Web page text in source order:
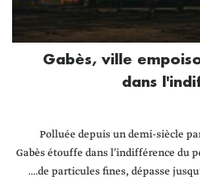
Gabès, ville
dans
Polluée depuis un demi-siècle
Gabès étouffe dans l’indifférence du
de particules fines, dépasse